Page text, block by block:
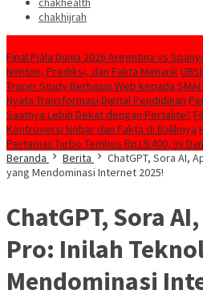
chakhijrah
Final Piala Dunia 2026 Argentina vs
Nonton, Prediksi, dan Fakta Menarik
Tracer Study Berbasis Web kepada
Nyata Transformasi Digital Pendidikan
Saatnya Lebih Dekat dengan Pertalite?
Kontroversi Nobar dan Fakta di Baliknya
Pertamax Turbo Tembus Rp19.400, Ini
Beranda
Berita
ChatGPT, Sora AI,
yang Mendominasi Internet 2025!
ChatGPT, Sora
Pro: Inilah
Mendominasi